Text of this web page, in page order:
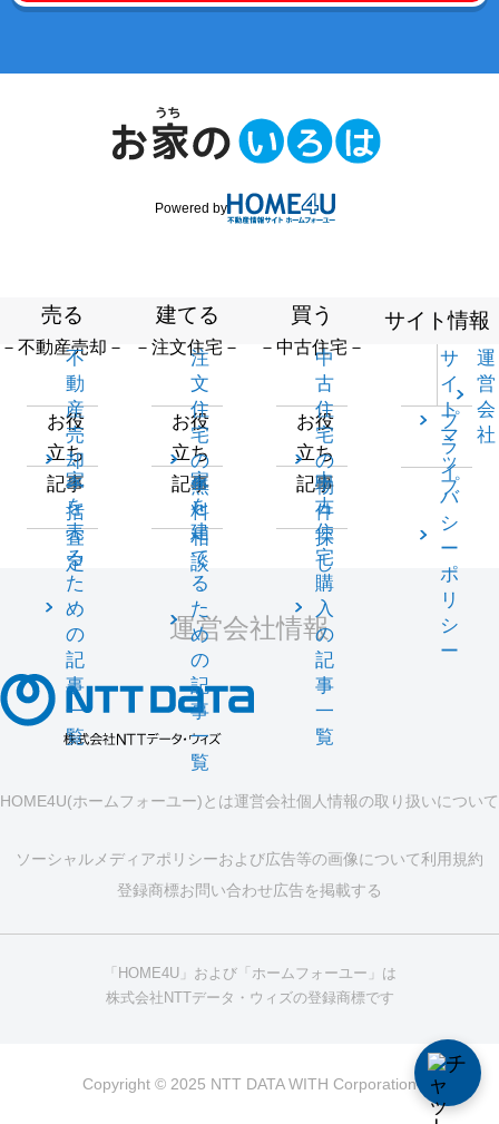
Powered by
売る
－不動産売却－
不
動
産
売
却
一
括
査
定
お役
立ち
記事
家
を
売
る
た
め
の
記
事
一
覧
建てる
－注文住宅－
注
文
住
宅
の
無
料
相
談
お役
立ち
記事
家
を
建
て
る
た
め
の
記
事
一
覧
買う
－中古住宅－
中
古
住
宅
の
物
件
探
し
お役
立ち
記事
中
古
住
宅
購
入
の
記
事
一
覧
サイト情報
サ
イ
ト
マ
ッ
プ
運
営
会
社
プ
ラ
イ
バ
シ
ー
ポ
リ
シ
ー
運営会社情報
HOME4U(ホームフォーユー)とは運営会社個人情報の取り扱いについて
ソーシャルメディアポリシーおよび広告等の画像について利用規約
登録商標お問い合わせ広告を掲載する
「HOME4U」および「ホームフォーユー」は
株式会社NTTデータ・ウィズの登録商標です
Copyright © 2025 NTT DATA WITH Corporation